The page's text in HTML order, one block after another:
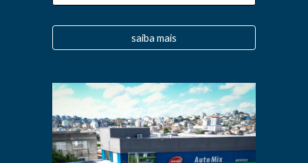
saiba mais